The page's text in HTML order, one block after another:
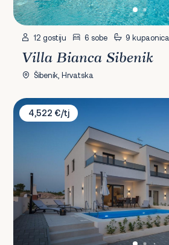
12 gostiju 6 sobe 9 kupaonica
Villa Bianca Sibenik
Šibenik, Hrvatska
Villa Vodice
4,522 €/tj